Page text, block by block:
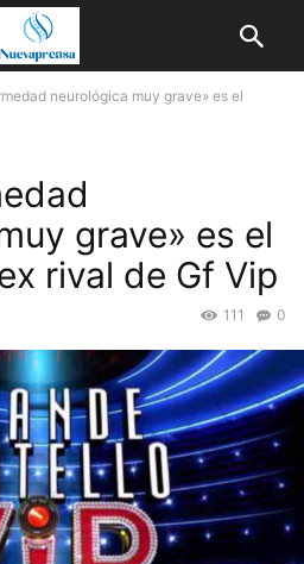
neurológica muy grave» es el
grave» es el
rival de Gf Vip
0
111